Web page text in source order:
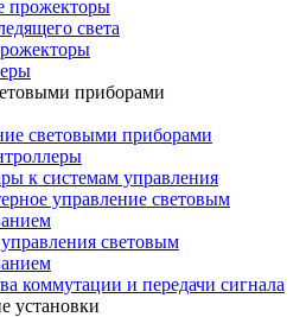
прожекторы
света
приборами
световыми приборами
к системам управления
управление световым
световым
коммутации и передачи сигнала
установки